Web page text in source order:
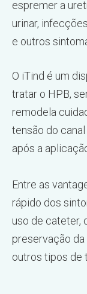
espremer a
urinar,
e outros
O iTind é um
tratar o HPB,
remodela
tensão do
após a
Entre as
rápido dos
uso de cateter,
preservação
outros tipos de